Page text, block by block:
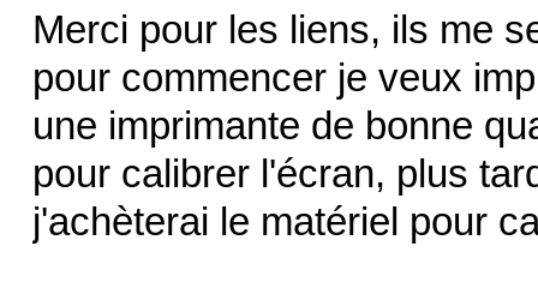
Merci pour les liens, ils me
pour commencer je veux
une imprimante de bonne
pour calibrer l'écran, plus
j'achèterai le matériel pour